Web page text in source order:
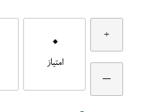
0
امتیاز